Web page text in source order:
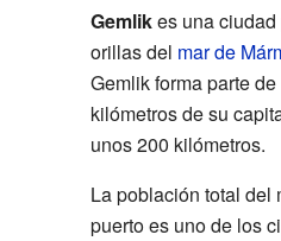
Gemlikes una ciudad
orillas del mar de
Gemlik forma parte
kilómetros de su
unos 200 kilómetros.
La población total del
puerto es uno de los